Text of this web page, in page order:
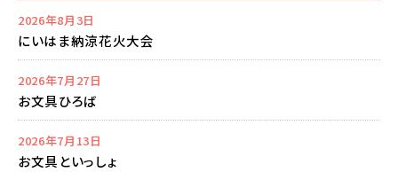
2026年8月3日
にいはま納涼花火大会
2026年7月27日
お文具ひろば
2026年7月13日
お文具といっしょ